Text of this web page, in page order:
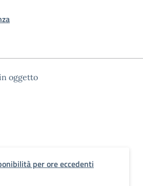
oggetto
per ore eccedenti